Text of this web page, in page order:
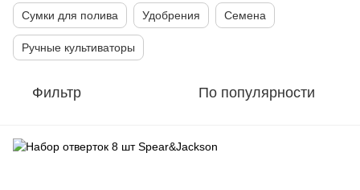
Сумки для полива Удобрения Семена
Ручные культиваторы
Фильтр По популярности